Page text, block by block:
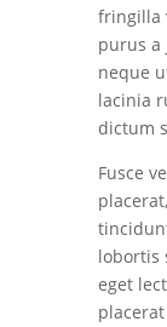
fringilla
purus a
neque
lacinia
dictum
Fusce
lobortis
eget